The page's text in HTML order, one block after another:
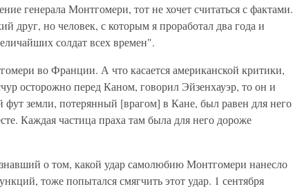
генерала Монтгомери, тот не хочет считаться с фактами.
друг, но человек, с которым я проработал два года и
солдат всех времен".
во Франции. А что касается американской критики,
осторожно перед Каном, говорил Эйзенхауэр, то он и
земли, потерянный [врагом] в Кане, был равен для него
Каждая частица праха там была для него дороже
о том, какой удар самолюбию Монтгомери нанесло
тоже попытался смягчить этот удар. 1 сентября